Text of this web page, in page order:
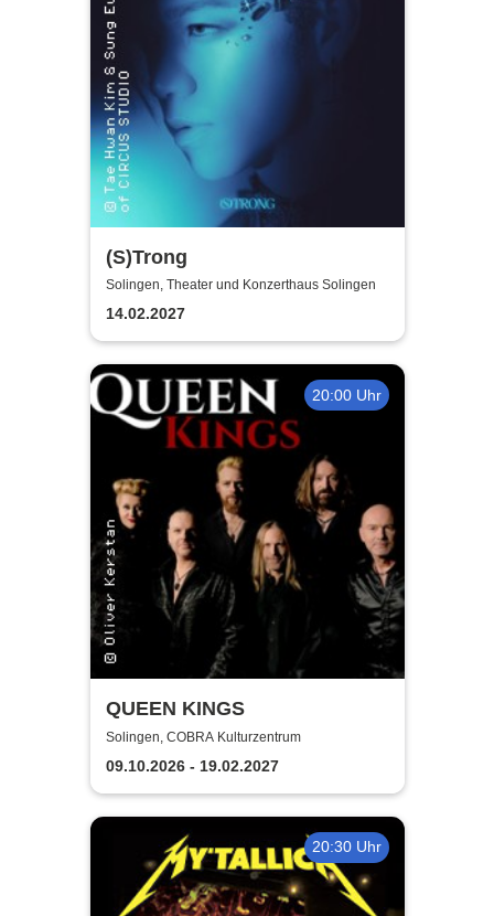
(S)Trong
Solingen, Theater und Konzerthaus Solingen
14.02.2027
20:00 Uhr
QUEEN KINGS
Solingen, COBRA Kulturzentrum
09.10.2026 - 19.02.2027
20:30 Uhr